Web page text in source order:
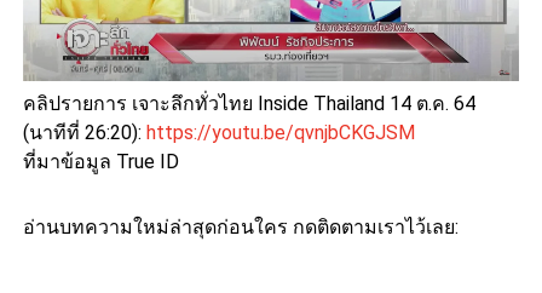
คลิปรายการ เจาะลึกทั่วไทย Inside Thailand 14 ต.ค. 64
(นาทีที่ 26:20): https://youtu.be/qvnjbCKGJSM
ที่มาข้อมูล True ID
อ่านบทความใหม่ล่าสุดก่อนใคร กดติดตามเราไว้เลย: